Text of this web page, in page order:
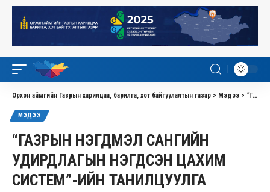
Орхон аймгийн Газрын харилцаа, барилга, хот байгуулалтын газар > Мэдээ > “ГАЗРЫН НЭГДМЭЛ САНГИЙН УДИРДЛАГЫН НЭГДСЭН ЦАХИМ СИСТЕМ”-ИЙН ТАНИЛЦУУЛГА
МЭДЭЭ
“ГАЗРЫН НЭГДМЭЛ САНГИЙН
УДИРДЛАГЫН НЭГДСЭН ЦАХИМ
СИСТЕМ”-ИЙН ТАНИЛЦУУЛГА